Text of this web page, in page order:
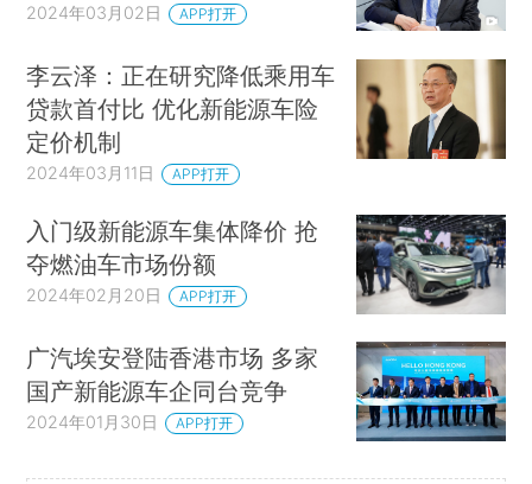
2024年03月02日 APP打开
李云泽：正在研究降低乘用车
贷款首付比 优化新能源车险
定价机制
2024年03月11日 APP打开
入门级新能源车集体降价 抢
夺燃油车市场份额
2024年02月20日 APP打开
广汽埃安登陆香港市场 多家
国产新能源车企同台竞争
2024年01月30日 APP打开